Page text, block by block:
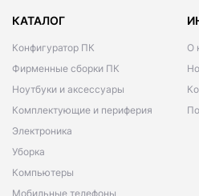
КАТАЛОГ
Конфигуратор ПК
Фирменные сборки ПК
Ноутбуки и аксессуары
Комплектующие и периферия
Электроника
Уборка
Компьютеры
Мобильные телефоны
О